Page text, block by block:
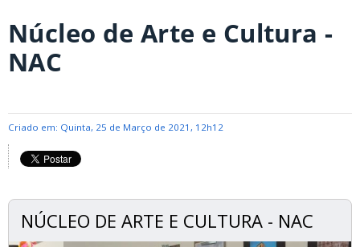
Núcleo de Arte e Cultura -
NAC
Criado em: Quinta, 25 de Março de 2021, 12h12
NÚCLEO DE ARTE E CULTURA - NAC